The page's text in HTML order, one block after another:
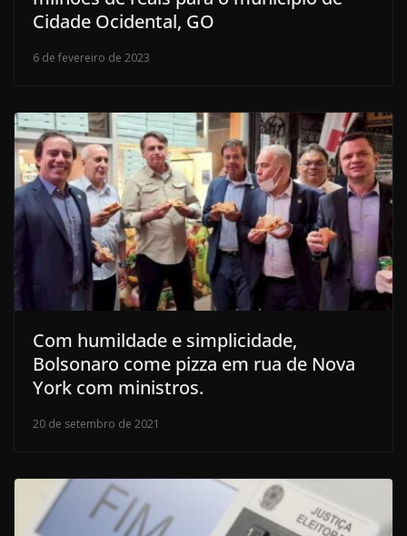
Cidade Ocidental, GO
6 de fevereiro de 2023
Com humildade e simplicidade,
Bolsonaro come pizza em rua de Nova
York com ministros.
20 de setembro de 2021